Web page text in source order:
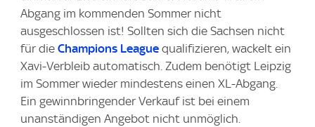
Abgang im kommenden Sommer nicht
ausgeschlossen ist! Sollten sich die Sachsen nicht
für die Champions League qualifizieren, wackelt ein
Xavi-Verbleib automatisch. Zudem benötigt Leipzig
im Sommer wieder mindestens einen XL-Abgang.
Ein gewinnbringender Verkauf ist bei einem
unanständigen Angebot nicht unmöglich.